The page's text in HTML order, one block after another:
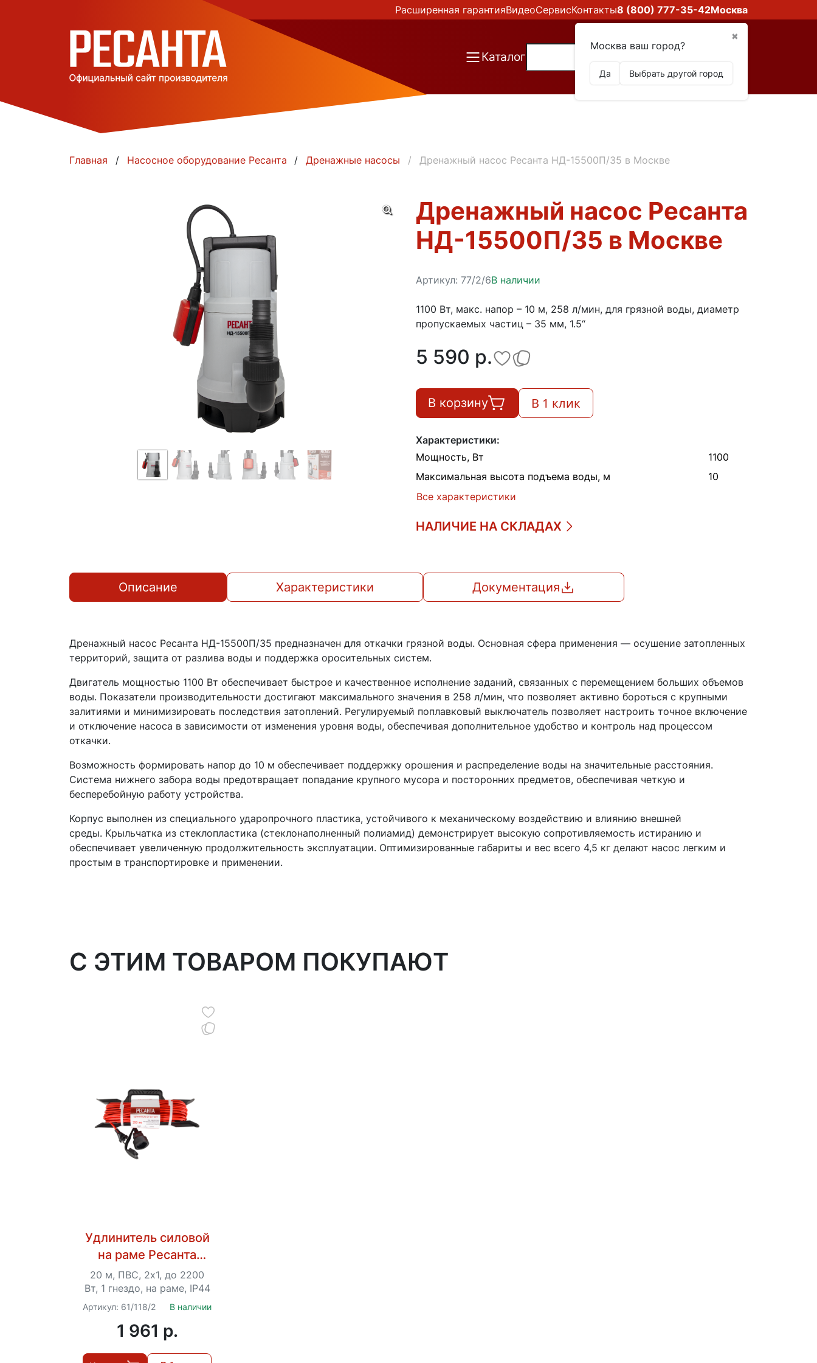
Расширенная гарантияВидеоСервисКонтакты8 (800) 777-35-42Москва
✖
Москва ваш город?
Да Выбрать другой город
Каталог
Главная Насосное оборудование Ресанта Дренажные насосы Дренажный насос Ресанта НД-15500П/35 в Москве
Дренажный насос Ресанта
НД-15500П/35 в Москве
Артикул: 77/2/6В наличии
1100 Вт, макс. напор – 10 м, 258 л/мин, для грязной воды, диаметр
пропускаемых частиц – 35 мм, 1.5“
5 590 p.
В корзину В 1 клик
Характеристики:
Мощность, Вт
1100
Максимальная высота подъема воды, м
10
Все характеристики
НАЛИЧИЕ НА СКЛАДАХ
Описание Характеристики Документация
Дренажный насос Ресанта НД-15500П/35 предназначен для откачки грязной воды. Основная сфера применения — осушение затопленных
территорий, защита от разлива воды и поддержка оросительных систем.
Двигатель мощностью 1100 Вт обеспечивает быстрое и качественное исполнение заданий, связанных с перемещением больших объемов
воды. Показатели производительности достигают максимального значения в 258 л/мин, что позволяет активно бороться с крупными
залитиями и минимизировать последствия затоплений. Регулируемый поплавковый выключатель позволяет настроить точное включение
и отключение насоса в зависимости от изменения уровня воды, обеспечивая дополнительное удобство и контроль над процессом
откачки.
Возможность формировать напор до 10 м обеспечивает поддержку орошения и распределение воды на значительные расстояния.
Система нижнего забора воды предотвращает попадание крупного мусора и посторонних предметов, обеспечивая четкую и
бесперебойную работу устройства.
Корпус выполнен из специального ударопрочного пластика, устойчивого к механическому воздействию и влиянию внешней
среды. Крыльчатка из стеклопластика (стеклонаполненный полиамид) демонстрирует высокую сопротивляемость истиранию и
обеспечивает увеличенную продолжительность эксплуатации. Оптимизированные габариты и вес всего 4,5 кг делают насос легким и
простым в транспортировке и применении.
C ЭТИМ ТОВАРОМ ПОКУПАЮТ
Удлинитель силовой
на раме Ресанта
СУ-2х1-20/1 (IP44)
20 м, ПВС, 2х1, до 2200
Вт, 1 гнездо, на раме, IP44
Артикул: 61/118/2 В наличии
1 961 p.